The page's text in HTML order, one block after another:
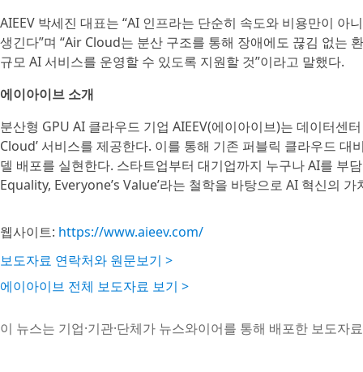
AIEEV 박세진 대표는 “AI 인프라는 단순히 속도와 비용만이 아
생긴다”며 “Air Cloud는 분산 구조를 통해 장애에도 끊김 없는
규모 AI 서비스를 운영할 수 있도록 지원할 것”이라고 말했다.
에이아이브 소개
분산형 GPU AI 클라우드 기업 AIEEV(에이아이브)는 데이터센
Cloud’ 서비스를 제공한다. 이를 통해 기존 퍼블릭 클라우드 대
델 배포를 실현한다. 스타트업부터 대기업까지 누구나 AI를 부
Equality, Everyone’s Value’라는 철학을 바탕으로 AI 혁신의
웹사이트: https://www.aieev.com/
보도자료 연락처와 원문보기 >
에이아이브 전체 보도자료 보기 >
이 뉴스는 기업·기관·단체가 뉴스와이어를 통해 배포한 보도자